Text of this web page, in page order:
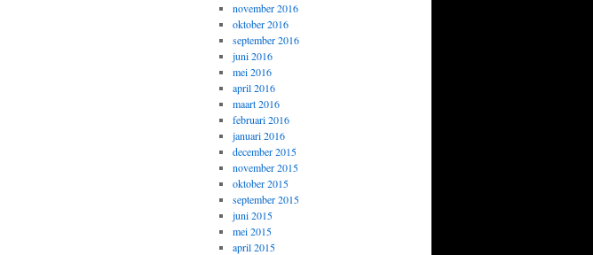
november 2016
oktober 2016
september 2016
juni 2016
mei 2016
april 2016
maart 2016
februari 2016
januari 2016
december 2015
november 2015
oktober 2015
september 2015
juni 2015
mei 2015
april 2015